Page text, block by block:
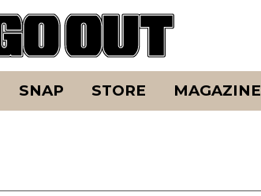
SNAP STORE MAGAZINE